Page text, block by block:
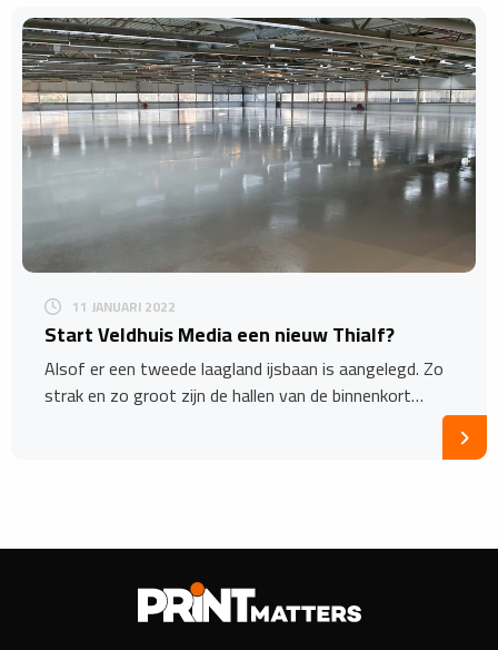
11 JANUARI 2022
Start Veldhuis Media een nieuw Thialf?
Alsof er een tweede laagland ijsbaan is aangelegd. Zo
strak en zo groot zijn de hallen van de binnenkort…